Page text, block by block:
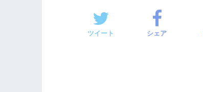
ツイート シェア